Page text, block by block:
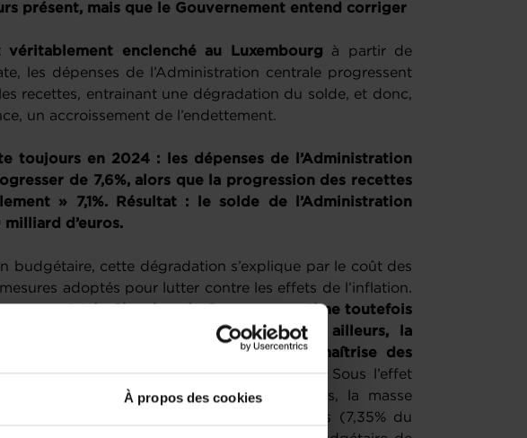
À propos des cookies
présent, mais que le Gouvernement entend corriger
véritablement enclenché au Luxembourg à partir de
les dépenses de l’Administration centrale progressent
recettes, entrainant une dégradation du solde, et donc,
un accroissement de l’endettement.
toujours en 2024 : les dépenses de l’Administration
de 7,6%, alors que la progression des recettes
» 7,1%. Résultat : le solde de l’Administration
d’euros.
budgétaire, cette dégradation s’explique par le coût des
adoptés pour lutter contre les effets de l’inflation.
, la Chambre de Commerce estime toutefois
de sélectivité et d’efficience. Par ailleurs, la
dépenses est liée à un manque de maîtrise des
en particulier des dépenses de personnel.Sous l’effet
indiciaires déclenchées en 24 mois, la masse
centrale passe de 5,6 milliards d’euros (7,35% du